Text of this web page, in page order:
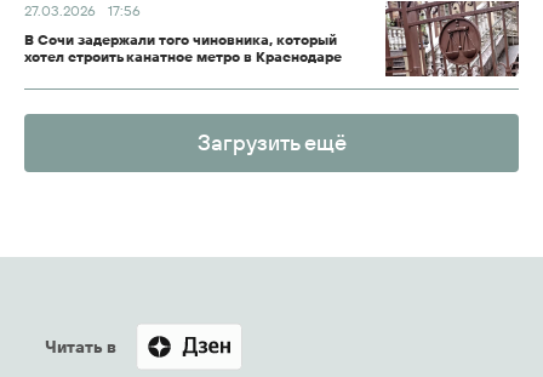
27.03.2026
17:56
В Сочи задержали того чиновника, который
хотел строить канатное метро в Краснодаре
Загрузить ещё
Читать в